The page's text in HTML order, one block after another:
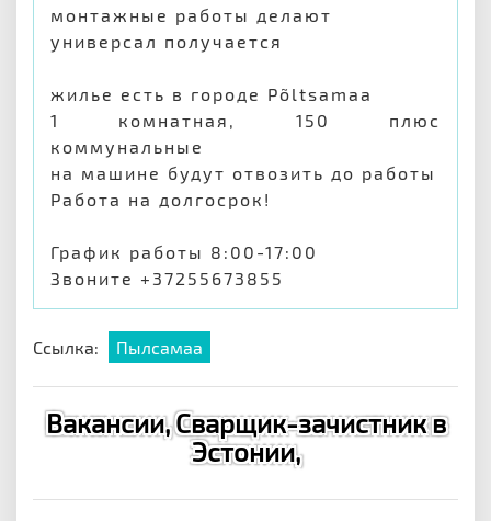
монтажные работы делают
универсал получается
жилье есть в городе Põltsamaa
1 комнатная, 150 плюс
коммунальные
на машине будут отвозить до работы
Работа на долгосрок!
График работы 8:00-17:00
Звоните +37255673855
Ссылка: Пылсамаа
Вакансии, Сварщик-зачистник в
Эстонии,